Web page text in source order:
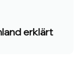
erklärt